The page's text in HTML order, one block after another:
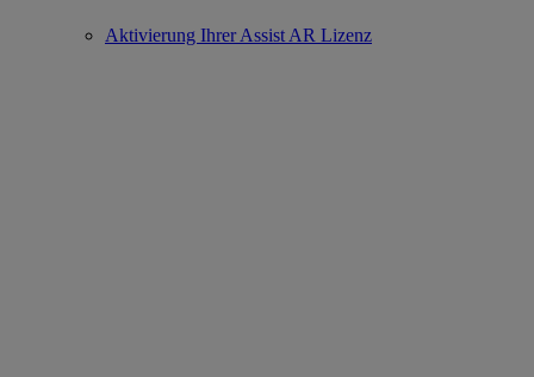
Aktivierung Ihrer Assist AR Lizenz